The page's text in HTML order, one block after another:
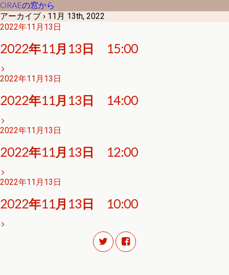
ORAEの窓から
アーカイブ › 11月 13th, 2022
2022年11月13日
2022年11月13日 15:00
2022年11月13日
2022年11月13日 14:00
2022年11月13日
2022年11月13日 12:00
2022年11月13日
2022年11月13日 10:00